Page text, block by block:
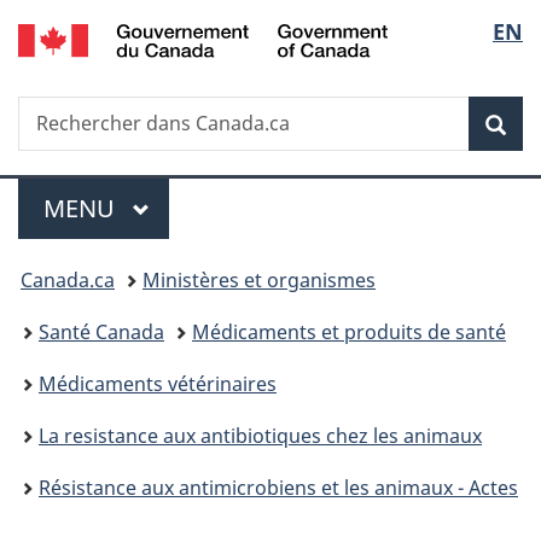
Passer
au
principal
Passer
à
Au
du
Passer
à
version
simplifiée
de
la
EN
Recherche
Rechercher
dans
Menu
MENU PRINCIPAL
Vous
êtes
ici :
Canada.ca
Ministères et organismes
Santé Canada
Médicaments et produits de santé
Médicaments vétérinaires
La resistance aux antibiotiques chez les animaux
Résistance aux antimicrobiens et les animaux - Actes